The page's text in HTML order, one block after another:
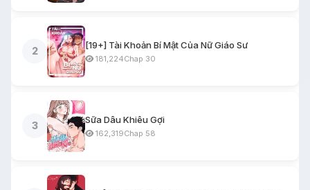
2
[19+] Tài Khoản Bí Mật Của Nữ Giáo Sư
181,224Chap 30
3
Sữa Dâu Khiêu Gợi
162,319Chap 58